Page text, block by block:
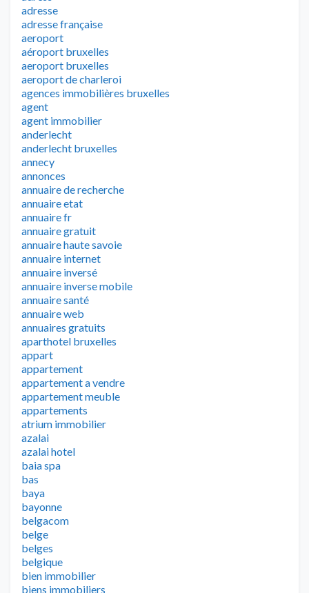
adresse
adresse française
aeroport
aéroport bruxelles
aeroport bruxelles
aeroport de charleroi
agences immobilières bruxelles
agent
agent immobilier
anderlecht
anderlecht bruxelles
annecy
annonces
annuaire de recherche
annuaire etat
annuaire fr
annuaire gratuit
annuaire haute savoie
annuaire internet
annuaire inversé
annuaire inverse mobile
annuaire santé
annuaire web
annuaires gratuits
aparthotel bruxelles
appart
appartement
appartement a vendre
appartement meuble
appartements
atrium immobilier
azalai
azalai hotel
baia spa
bas
baya
bayonne
belgacom
belge
belges
belgique
bien immobilier
biens immobiliers